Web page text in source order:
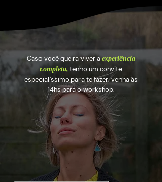
Caso você queira viver aexperiência
completa, tenho um convite
especialíssimo para te fazer: venha às
14hs para oworkshop: